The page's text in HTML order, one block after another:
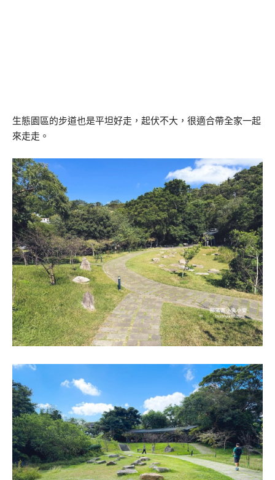
生態園區的步道也是平坦好走，起伏不大，很適合帶全家一起
來走走。